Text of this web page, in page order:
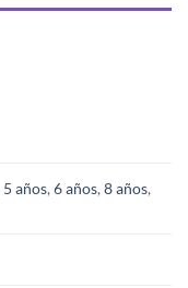
5 años,6 años,8 años,